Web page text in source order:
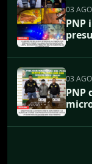
03
PNP
03
PNP